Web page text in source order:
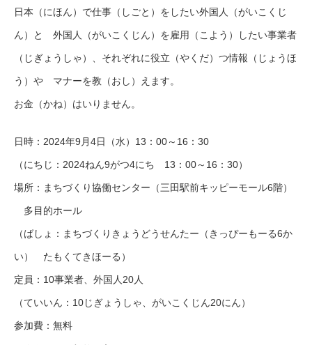
日本（にほん）で仕事（しごと）をしたい外国人（がいこくじ
ん）と 外国人（がいこくじん）を雇用（こよう）したい事業者
（じぎょうしゃ）、それぞれに役立（やくだ）つ情報（じょうほ
う）や マナーを教（おし）えます。
お金（かね）はいりません。
日時：2024年9月4日（水）13：00～16：30
（にちじ：2024ねん9がつ4にち 13：00～16：30）
場所：まちづくり協働センター（三田駅前キッピーモール6階）
多目的ホール
（ばしょ：まちづくりきょうどうせんたー（きっぴーもーる6か
い） たもくてきほーる）
定員：10事業者、外国人20人
（ていいん：10じぎょうしゃ、がいこくじん20にん）
参加費：無料